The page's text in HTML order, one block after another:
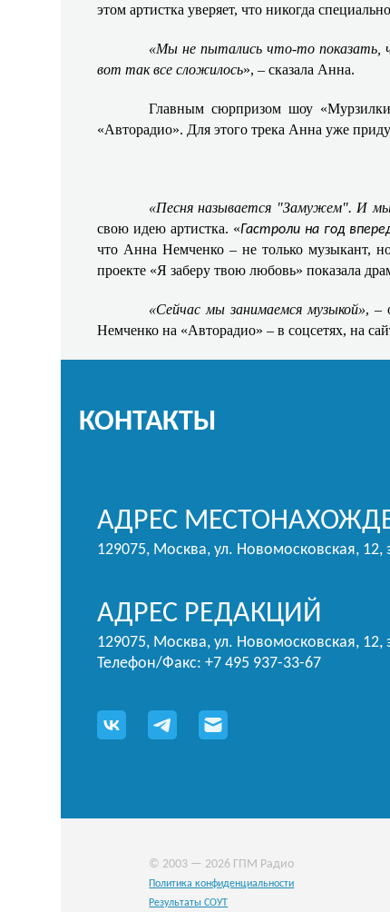
этом артистка уверяет, что никогда
«Мы не пытались что-то показать,
вот так все сложилось», – сказала Анна.
Главным сюрпризом шоу
«Авторадио». Для этого трека Анна уже
«Песня называется "Замужем". И мы
свою идею артистка. «Гастроли на год
что Анна Немченко – не только музыкант,
проекте «Я заберу твою любовь» показала
«Сейчас мы занимаемся музыкой», –
Немченко на «Авторадио» – в соцсетях, на
КОНТАКТЫ
АДРЕС
129075, Москва, ул. Новомосковская, 12,
АДРЕС РЕДАКЦИЙ
129075, Москва, ул. Новомосковская, 12,
Телефон/Факс: +7 495 937-33-67
© 2003 — 2026 ГПМ Радио
Политика конфиденциальности
Результаты СОУТ